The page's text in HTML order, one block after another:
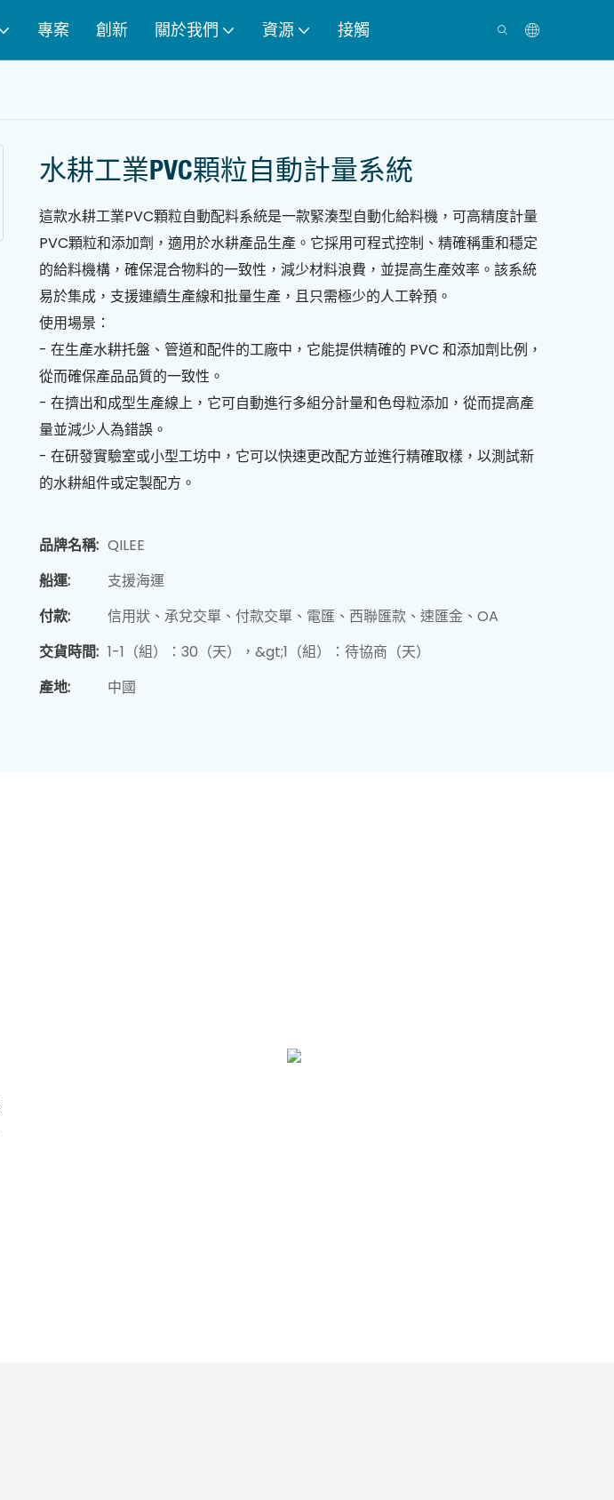
專案 創新 關於我們 資源 接觸
水耕工業PVC顆粒自動計量系統
這款水耕工業PVC顆粒自動配料系統是一款緊湊型自動化給料機，可高精度計量
PVC顆粒和添加劑，適用於水耕產品生產。它採用可程式控制、精確稱重和穩定
的給料機構，確保混合物料的一致性，減少材料浪費，並提高生產效率。該系統
易於集成，支援連續生產線和批量生產，且只需極少的人工幹預。
使用場景：
- 在生產水耕托盤、管道和配件的工廠中，它能提供精確的 PVC 和添加劑比例，
從而確保產品品質的一致性。
- 在擠出和成型生產線上，它可自動進行多組分計量和色母粒添加，從而提高產
量並減少人為錯誤。
- 在研發實驗室或小型工坊中，它可以快速更改配方並進行精確取樣，以測試新
的水耕組件或定製配方。
品牌名稱: QILEE
船運:
支援海運
付款:
信用狀、承兌交單、付款交單、電匯、西聯匯款、速匯金、OA
交貨時間: 1-1（組）：30（天），&gt;1（組）：待協商（天）
產地:
中國